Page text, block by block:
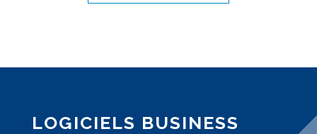
LOGICIELS BUSINESS